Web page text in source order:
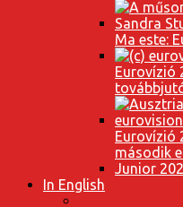
Ma este:
Eurovízió
Eurovízió
második
Junior
In English